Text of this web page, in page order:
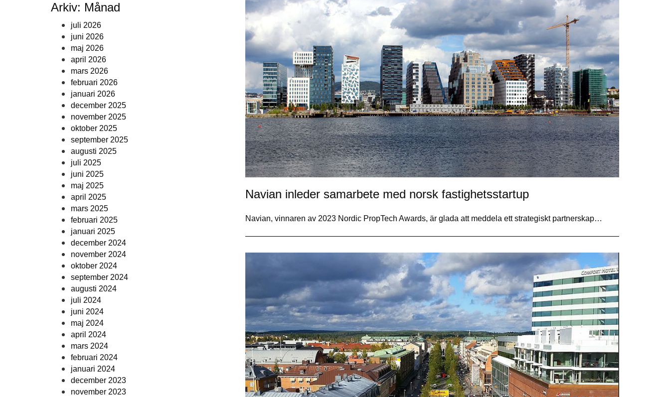
Arkiv: Månad
juli 2026
juni 2026
maj 2026
april 2026
mars 2026
februari 2026
januari 2026
december 2025
november 2025
oktober 2025
september 2025
augusti 2025
juli 2025
juni 2025
maj 2025
april 2025
mars 2025
februari 2025
januari 2025
december 2024
november 2024
oktober 2024
september 2024
augusti 2024
juli 2024
juni 2024
maj 2024
april 2024
mars 2024
februari 2024
januari 2024
december 2023
november 2023
Navian inleder samarbete med norsk fastighetsstartup
Navian, vinnaren av 2023 Nordic PropTech Awards, är glada att meddela ett strategiskt partnerskap…